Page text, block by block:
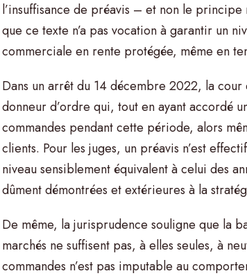
l’insuffisance de préavis – et non le
que ce texte n’a pas vocation à garantir un
commerciale en rente protégée, même en
Dans un arrêt du 14 décembre 2022, la cour
donneur d’ordre qui, tout en ayant accordé
commandes pendant cette période, alors
clients. Pour les juges, un préavis n’est
niveau sensiblement équivalent à celui des
dûment démontrées et extérieures à la
De même, la jurisprudence souligne que la
marchés ne suffisent pas, à elles seules, à
commandes n’est pas imputable au